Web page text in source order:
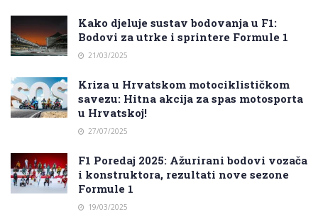
Kako djeluje sustav bodovanja u F1:
Bodovi za utrke i sprintere Formule 1
21/03/2025
Kriza u Hrvatskom motociklističkom
savezu: Hitna akcija za spas motosporta
u Hrvatskoj!
27/07/2025
F1 Poredaj 2025: Ažurirani bodovi vozača
i konstruktora, rezultati nove sezone
Formule 1
19/03/2025